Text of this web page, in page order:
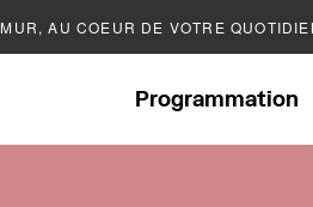
, AU COEUR DE VOTRE
Programmation